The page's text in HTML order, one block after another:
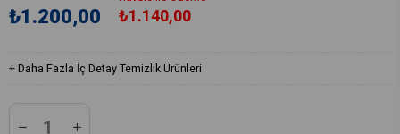
₺1.200,00 ₺1.140,00
+ Daha Fazla İç Detay Temizlik Ürünleri